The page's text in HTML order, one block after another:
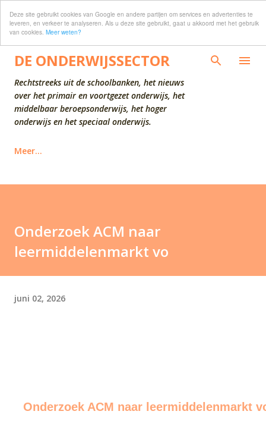
Deze site gebruikt cookies van Google en andere partijen om services en advertenties te
leveren, en verkeer te analyseren. Als u deze site gebruikt, gaat u akkoord met het gebruik
van cookies. Meer weten?
Doorgaan naar hoofdcontent
DE ONDERWIJSSECTOR
Rechtstreeks uit de schoolbanken, het nieuws
over het primair en voortgezet onderwijs, het
middelbaar beroepsonderwijs, het hoger
onderwijs en het speciaal onderwijs.
Meer…
Onderzoek ACM naar
leermiddelenmarkt vo
juni 02, 2026
Onderzoek ACM naar leermiddelenmarkt